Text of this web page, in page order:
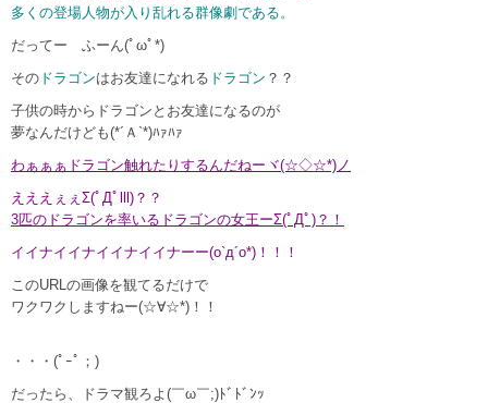
多くの登場人物が入り乱れる群像劇である。
だってー ふーん(ﾟωﾟ*)
その ドラゴンはお友達になれる ドラゴン ？？
子供の時からドラゴンとお友達になるのが
夢なんだけども(*´Ａ`*)ﾊｧﾊｧ
わぁぁぁドラゴン触れたりするんだねーヾ(☆◇☆*)ノ
えええぇぇΣ(ﾟДﾟlll)？？
3匹のドラゴンを率いるドラゴンの女王ーΣ(ﾟДﾟ)？！
イイナイイナイイナイイナーー(o`д´o*)！！！
このURLの画像を観てるだけで
ワクワクしますねー(☆∀☆*)！！
・・・(ﾟｰﾟ；)
だったら、ドラマ観ろよ(￣ω￣;)ﾄﾞﾄﾞﾝｯ